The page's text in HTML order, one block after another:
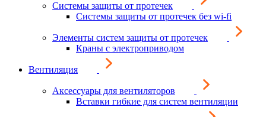
Системы защиты от протечек
Системы защиты от протечек без wi-fi
Элементы систем защиты от протечек
Краны с электроприводом
Вентиляция
Аксессуары для вентиляторов
Вставки гибкие для систем вентиляции